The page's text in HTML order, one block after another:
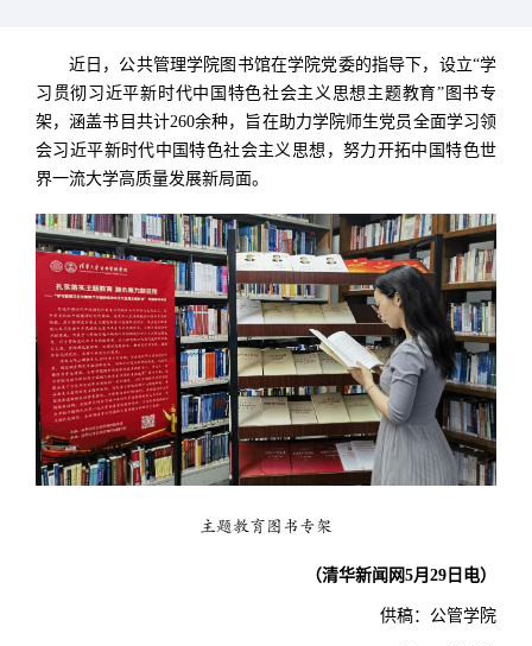
近日，公共管理学院图书馆在学院党委的指导下，设立“学
习贯彻习近平新时代中国特色社会主义思想主题教育”图书专
架，涵盖书目共计260余种，旨在助力学院师生党员全面学习领
会习近平新时代中国特色社会主义思想，努力开拓中国特色世
界一流大学高质量发展新局面。
主题教育图书专架
（清华新闻网5月29日电）
供稿：公管学院